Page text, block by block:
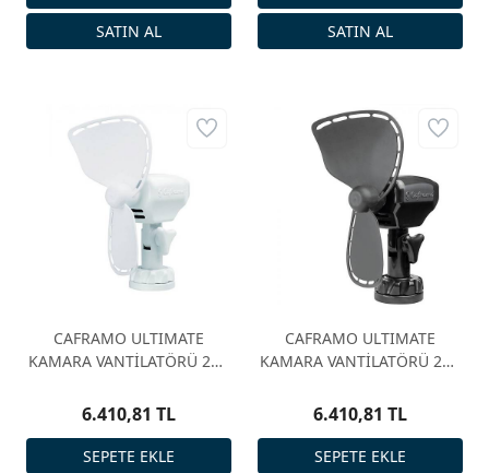
CAFRAMO ULTIMATE
KAMARA VANTİLATÖRÜ 24V
6.410,81 TL
CAFRAMO ULTIMATE
KAMARA VANTİLATÖRÜ 24V
6.410,81 TL